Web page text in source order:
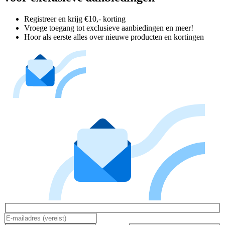
Registreer en krijg €10,- korting
Vroege toegang tot exclusieve aanbiedingen en meer!
Hoor als eerste alles over nieuwe producten en kortingen